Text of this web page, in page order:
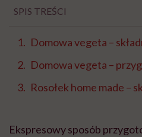
SPIS TREŚCI
Domowa vegeta –
Domowa vegeta –
Rosołek home made –
Ekspresowy sposób